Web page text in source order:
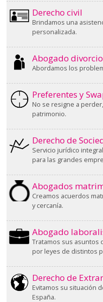
Derecho civil
Brindamos una
personalizada.
Abogado
Abordamos los
Preferentes y
No se resigne a
patrimonio.
Derecho de
Servicio jurídico
para las grandes
Abogados
Creamos acuerdos
y cercanía.
Abogado
Tratamos sus asuntos
por leyes de distintos
Derecho de
Evitamos su situación
España.